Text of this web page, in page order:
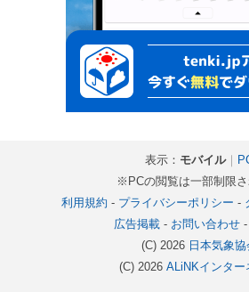
表示： モバイル｜
※PCの閲覧は一部制限
利用規約 - プライバシーポリシー -
広告掲載- お問い合わせ-
(C) 2026 日本気象協
(C) 2026 ALiNKインター